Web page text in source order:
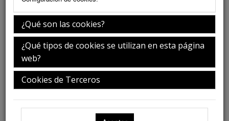
¿Qué son las cookies?
¿Qué tipos de cookies se utilizan en esta página
web?
Cookies de Terceros
Miembro
Otorrinolaringólogo – Chile
Jefe de Servicio de Otorrinolaringología del Hospital
Clínico de la Universidad de Chile.
Profesor titular de la Facultad de Medicina de la
Universidad de Chile.